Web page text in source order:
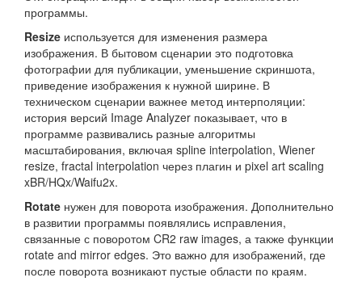
программы.
Resize используется для изменения размера
изображения. В бытовом сценарии это подготовка
фотографии для публикации, уменьшение скриншота,
приведение изображения к нужной ширине. В
техническом сценарии важнее метод интерполяции:
история версий Image Analyzer показывает, что в
программе развивались разные алгоритмы
масштабирования, включая spline interpolation, Wiener
resize, fractal interpolation через плагин и pixel art scaling
xBR/HQx/Waifu2x.
Rotate нужен для поворота изображения. Дополнительно
в развитии программы появлялись исправления,
связанные с поворотом CR2 raw images, а также функции
rotate and mirror edges. Это важно для изображений, где
после поворота возникают пустые области по краям.